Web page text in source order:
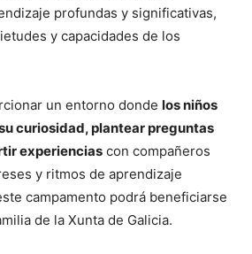
profundas y significativas,
y capacidades de los
un entorno donde los niños
curiosidad, plantear preguntas
experiencias con compañeros
y ritmos de aprendizaje
campamento podrá beneficiarse
de la Xunta de Galicia.